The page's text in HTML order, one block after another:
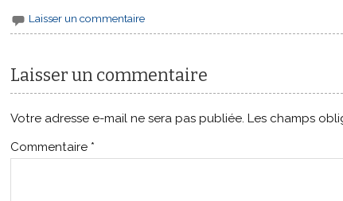
Laisser un commentaire
Laisser un commentaire
Votre adresse e-mail ne sera pas publiée. Les champs
Commentaire *